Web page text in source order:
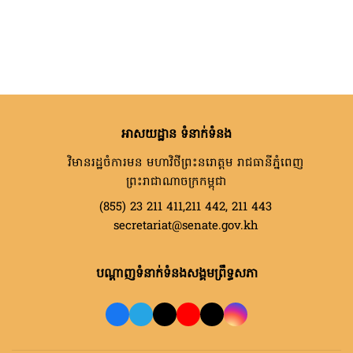
អាសយដ្ឋាន ទំនាក់ទំនង
វិមានរដ្ឋចំការមន មហាវិថីព្រះនរោត្តម រាជធានីភ្នំពេញ
ព្រះរាជាណាចក្រកម្ពុជា
(855) 23 211 411,211 442, 211 443
secretariat@senate.gov.kh
បណ្តាញទំនាក់ទំនងសង្គមព្រឹទ្ធសភា